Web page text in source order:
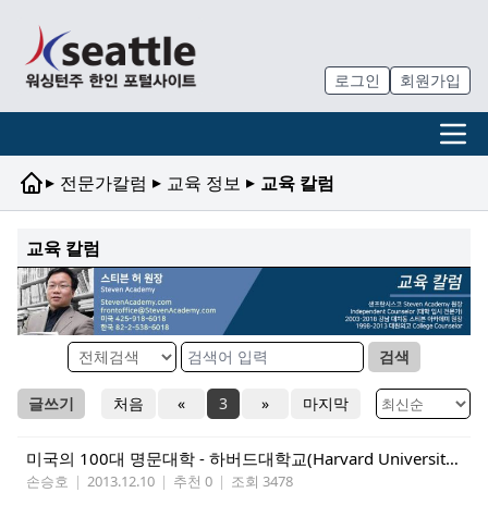
로그인 회원가입
▸ 전문가칼럼 ▸ 교육 정보 ▸ 교육 칼럼
교육 칼럼
검색
글쓰기 처음 « 3 » 마지막
미국의 100대 명문대학 - 하버드대학교(Harvard University) 6 of 6
손승호 | 2013.12.10 | 추천 0 | 조회 3478